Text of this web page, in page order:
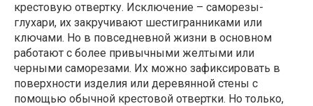
крестовую отвертку. Исключение – саморезы-
глухари, их закручивают шестигранниками или
ключами. Но в повседневной жизни в основном
работают с более привычными желтыми или
черными саморезами. Их можно зафиксировать в
поверхности изделия или деревянной стены с
помощью обычной крестовой отвертки. Но только,